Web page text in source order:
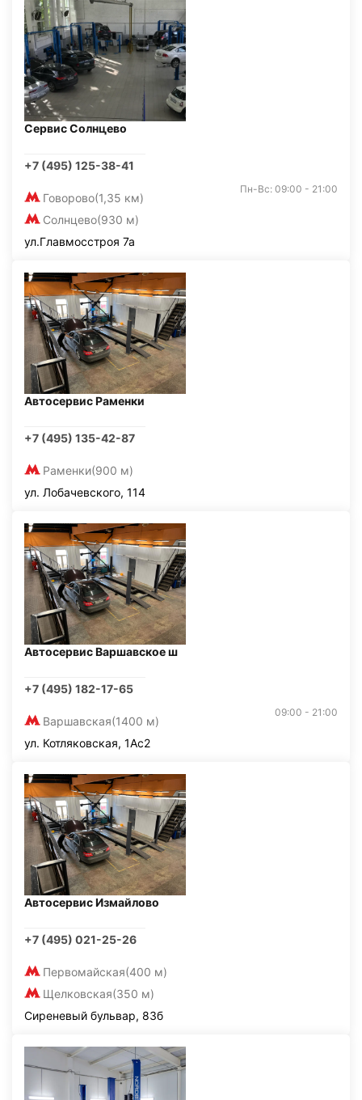
Сервис Солнцево
+7 (495) 125-38-41
Говорово(1,35 км)
Солнцево(930 м)
Пн-Вс: 09:00 - 21:00
ул.Главмосстроя 7а
Автосервис Раменки
+7 (495) 135-42-87
Раменки(900 м)
ул. Лобачевского, 114
Автосервис Варшавское ш
+7 (495) 182-17-65
Варшавская(1400 м)
09:00 - 21:00
ул. Котляковская, 1Ас2
Автосервис Измайлово
+7 (495) 021-25-26
Первомайская(400 м)
Щелковская(350 м)
Сиреневый бульвар, 83б